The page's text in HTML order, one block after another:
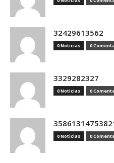
32429613562
0 Noticias 0
3329282327
0 Noticias 0
0 Noticias 0